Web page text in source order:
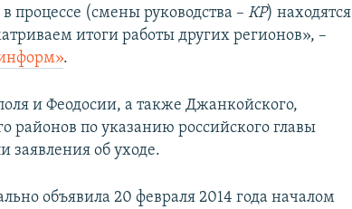
процессе (смены руководства –КР) находятся
итоги работы других регионов», –
.
и Феодосии, а также Джанкойского,
районов по указанию российского главы
заявления об уходе.
объявила 20 февраля 2014 года началом